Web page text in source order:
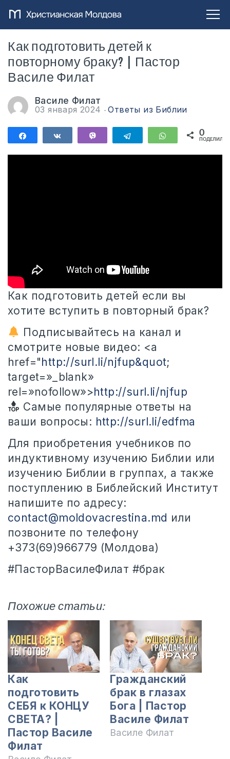
Как подготовить детей к
повторному браку? | Пастор
Василе Филат
Василе Филат
03 января 2024 Ответы из Библии
ПоделитьсяПоделиться Telegram WhatsApp
0
Как подготовить детей если вы
хотите вступить в повторный брак?
Подписывайтесь на канал и
смотрите новые видео: <a
href="http://surl.li/njfup&quot;
target=»_blank»
rel=»nofollow»>http://surl.li/njfup
Самые популярные ответы на
ваши вопросы: http://surl.li/edfma
Для приобретения учебников по
индуктивному изучению Библии или
изучению Библии в группах, а также
поступлению в Библейский Институт
напишите по адресу:
contact@moldovacrestina.md или
позвоните по телефону
+373(69)966779 (Молдова)
#ПасторВасилеФилат #брак
Похожие статьи:
Как
подготовить
СЕБЯ к КОНЦУ
СВЕТА? |
Пастор Василе
Филат
Гражданский
брак в глазах
Бога | Пастор
Василе Филат
Василе Филат